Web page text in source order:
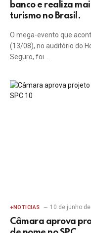
banco e realiza
turismo no Brasil.
O mega-evento que
(13/08), no auditório do
Seguro, foi…
+NOTICIAS 10 de junho
Câmara aprova